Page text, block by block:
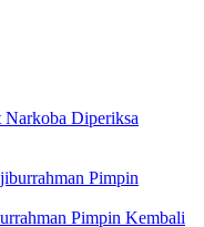
Narkoba Diperiksa
Pimpin Kembali